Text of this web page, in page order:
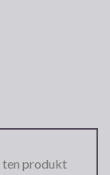
produkt